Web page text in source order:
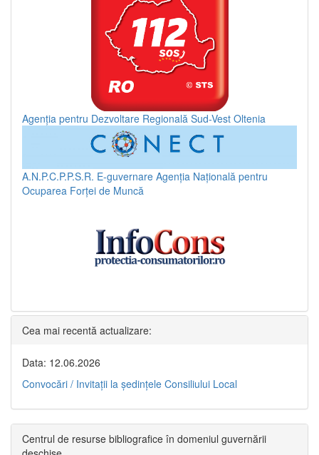
Agenția pentru Dezvoltare Regională Sud-Vest Oltenia
A.N.P.C.P.P.S.R. E-guvernare Agenția Națională pentru
Ocuparea Forței de Muncă
Cea mai recentă actualizare:
Data: 12.06.2026
Convocări / Invitaţii la şedinţele Consiliului Local
Centrul de resurse bibliografice în domeniul guvernării